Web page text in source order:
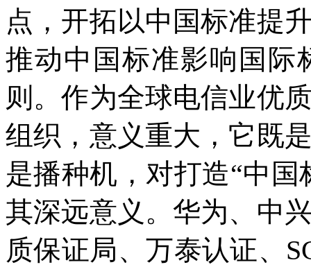
点，开拓以中国标准提
推动中国标准影响国际
则。作为全球电信业优
组织，意义重大，它既
是播种机，对打造“中国
其深远意义。华为、中
质保证局、万泰认证、